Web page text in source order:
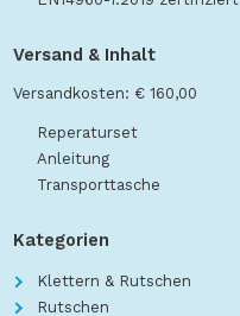
Versand & Inhalt
Versandkosten: € 160,00
Reperaturset
Anleitung
Transporttasche
Kategorien
Klettern & Rutschen
Rutschen